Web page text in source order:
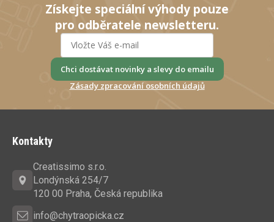
Získejte speciální výhody pouze
pro odběratele newsletteru.
Chci dostávat novinky a slevy do emailu
Zásady zpracování osobních údajů
Kontakty
Creatissimo s.r.o.
Londýnská 254/7
120 00 Praha, Česká republika
info@chytraopicka.cz